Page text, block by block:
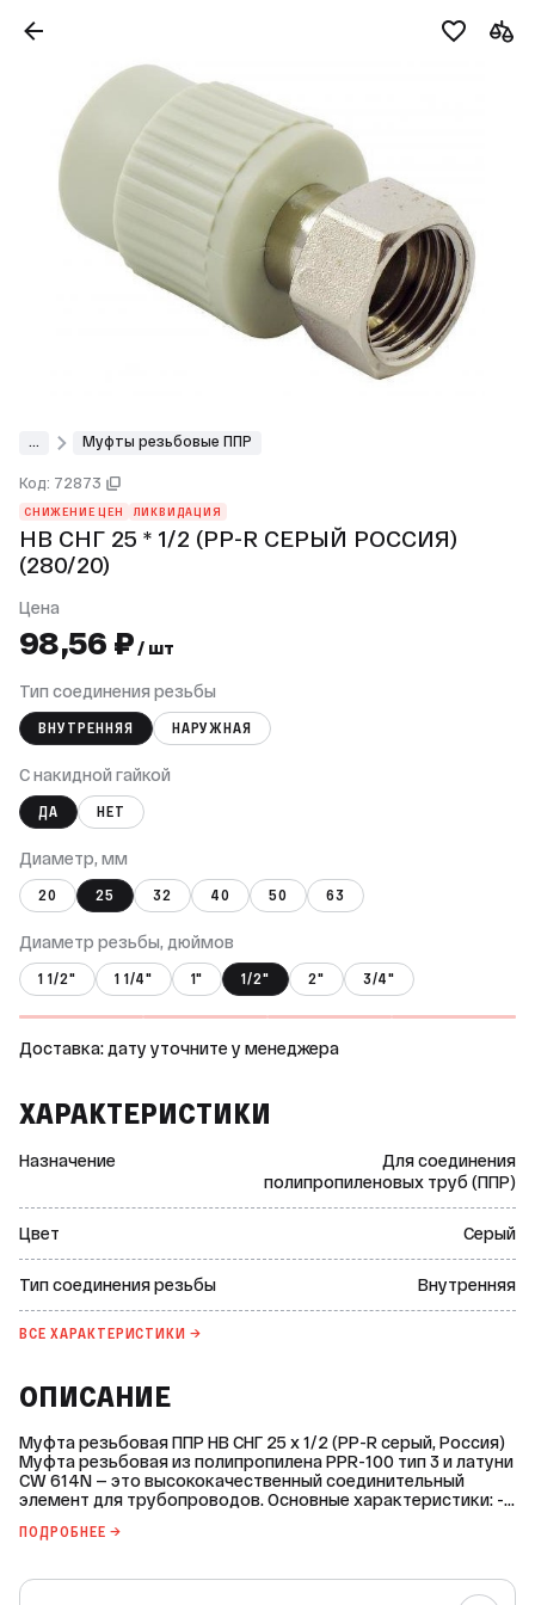
Муфты резьбовые ППР
Код: 72873
СНИЖЕНИЕ ЦЕН ЛИКВИДАЦИЯ
НВ СНГ 25 * 1/2 (PP-R СЕРЫЙ РОССИЯ)
(280/20)
Цена
98,56 ₽ / шт
Тип соединения резьбы
ВНУТРЕННЯЯ НАРУЖНАЯ
С накидной гайкой
ДА НЕТ
Диаметр, мм
20 25 32 40 50 63
Диаметр резьбы, дюймов
1 1/2" 1 1/4" 1" 1/2" 2" 3/4"
Доставка: дату уточните у менеджера
ХАРАКТЕРИСТИКИ
Назначение
Для соединения
полипропиленовых труб (ППР)
Цвет Серый
Тип соединения резьбы Внутренняя
ВСЕ ХАРАКТЕРИСТИКИ →
ОПИСАНИЕ
Муфта резьбовая ППР НВ СНГ 25 x 1/2 (PP-R серый, Россия)
Муфта резьбовая из полипропилена PPR-100 тип 3 и латуни
CW 614N — это высококачественный соединительный
элемент для трубопроводов. Основные характеристики: -
соединения резьбы: внутренняя. - Материал: полипропилен
резьбовой части: никелированное. - Рабочее давление (PN):
25 бар. - Максимальная температура рабочей среды: +90
ПОДРОБНЕЕ →